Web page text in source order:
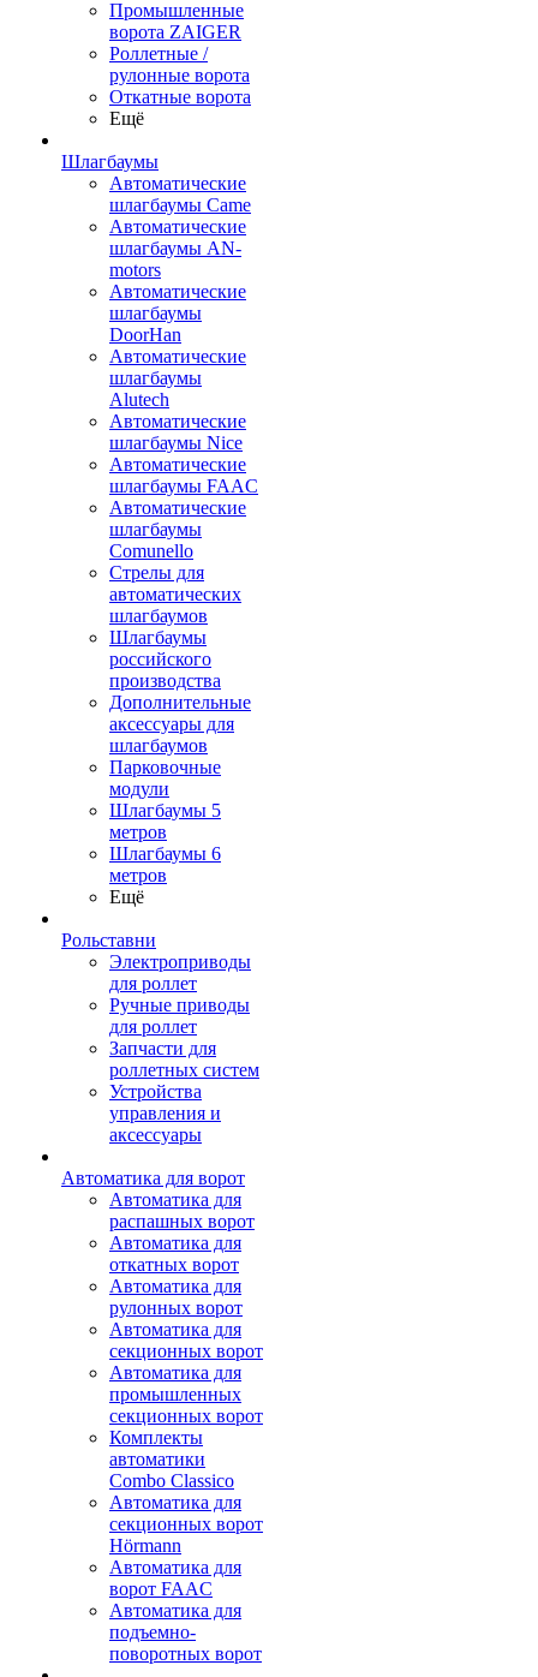
Промышленные
ворота ZAIGER
Роллетные /
рулонные ворота
Откатные ворота
Ещё
Шлагбаумы
Автоматические
шлагбаумы Came
Автоматические
шлагбаумы AN-
motors
Автоматические
шлагбаумы
DoorHan
Автоматические
шлагбаумы
Alutech
Автоматические
шлагбаумы Nice
Автоматические
шлагбаумы FAAC
Автоматические
шлагбаумы
Comunello
Стрелы для
автоматических
шлагбаумов
Шлагбаумы
российского
производства
Дополнительные
аксессуары для
шлагбаумов
Парковочные
модули
Шлагбаумы 5
метров
Шлагбаумы 6
метров
Ещё
Рольставни
Электроприводы
для роллет
Ручные приводы
для роллет
Запчасти для
роллетных систем
Устройства
управления и
аксессуары
Автоматика для ворот
Автоматика для
распашных ворот
Автоматика для
откатных ворот
Автоматика для
рулонных ворот
Автоматика для
секционных ворот
Автоматика для
промышленных
секционных ворот
Комплекты
автоматики
Combo Classico
Автоматика для
секционных ворот
Hörmann
Автоматика для
ворот FAAC
Автоматика для
подъемно-
поворотных ворот